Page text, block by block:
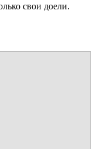
свои доели.